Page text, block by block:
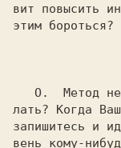
вит повысить
этим бороться?
   О.
Метод
лать? Когда
запишитесь и
вень кому-